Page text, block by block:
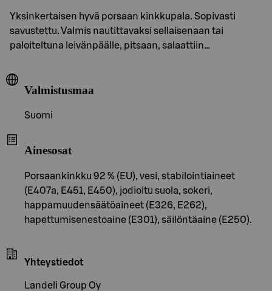
Yksinkertaisen hyvä porsaan kinkkupala. Sopivasti
savustettu. Valmis nautittavaksi sellaisenaan tai
paloiteltuna leivänpäälle, pitsaan, salaattiin…
Valmistusmaa
Suomi
Ainesosat
Porsaankinkku 92 % (EU), vesi, stabilointiaineet
(E407a, E451, E450), jodioitu suola, sokeri,
happamuudensäätöaineet (E326, E262),
hapettumisenestoaine (E301), säilöntäaine (E250).
Yhteystiedot
Landeli Group Oy